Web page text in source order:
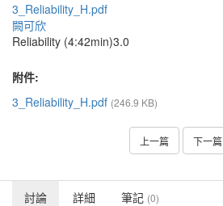
3_Reliability_H.pdf
闕可欣
Reliability (4:42min)3.0
附件:
3_Reliability_H.pdf (246.9 KB)
上一篇 下一篇
討論 詳細 筆記 (0)